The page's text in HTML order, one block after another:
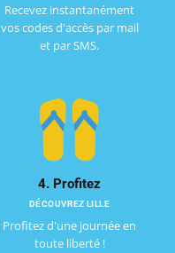
Recevez instantanément
vos codes d'accès par mail
et par SMS.
4. Profitez
DÉCOUVREZ LILLE
Profitez d'une journée en
toute liberté !